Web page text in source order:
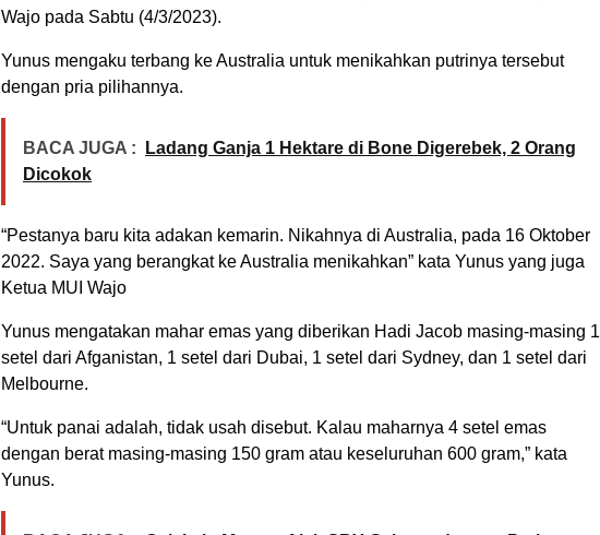
Wajo pada Sabtu (4/3/2023).
Yunus mengaku terbang ke Australia untuk menikahkan putrinya tersebut
dengan pria pilihannya.
BACA JUGA :
Ladang Ganja 1 Hektare di Bone Digerebek, 2 Orang
Dicokok
“Pestanya baru kita adakan kemarin. Nikahnya di Australia, pada 16 Oktober
2022. Saya yang berangkat ke Australia menikahkan” kata Yunus yang juga
Ketua MUI Wajo
Yunus mengatakan mahar emas yang diberikan Hadi Jacob masing-masing 1
setel dari Afganistan, 1 setel dari Dubai, 1 setel dari Sydney, dan 1 setel dari
Melbourne.
“Untuk panai adalah, tidak usah disebut. Kalau maharnya 4 setel emas
dengan berat masing-masing 150 gram atau keseluruhan 600 gram,” kata
Yunus.